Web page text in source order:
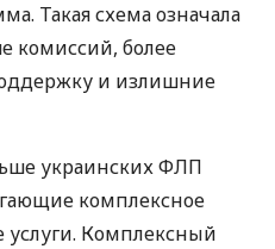
Такая схема означала
комиссий, более
и излишние
украинских ФЛП
комплексное
Комплексный